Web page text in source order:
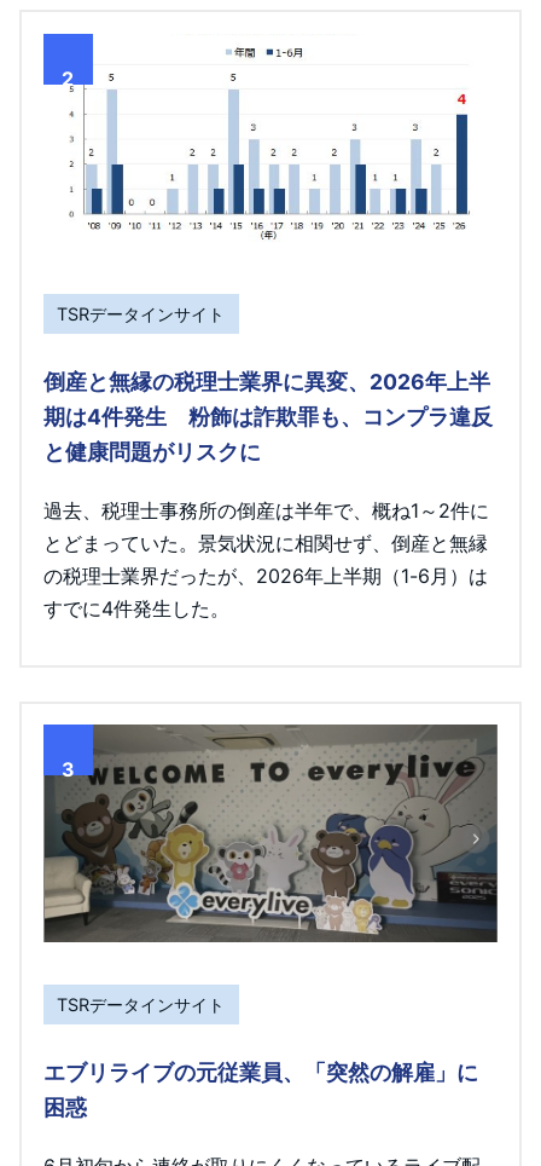
2
TSRデータインサイト
倒産と無縁の税理士業界に異変、2026年上半
期は4件発生 粉飾は詐欺罪も、コンプラ違反
と健康問題がリスクに
過去、税理士事務所の倒産は半年で、概ね1～2件に
とどまっていた。景気状況に相関せず、倒産と無縁
の税理士業界だったが、2026年上半期（1-6月）は
すでに4件発生した。
3
TSRデータインサイト
エブリライブの元従業員、「突然の解雇」に
困惑